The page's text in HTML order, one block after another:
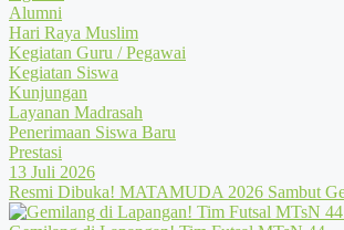
Alumni
Hari Raya Muslim
Kegiatan Guru / Pegawai
Kegiatan Siswa
Kunjungan
Layanan Madrasah
Penerimaan Siswa Baru
Prestasi
13 Juli 2026
Resmi Dibuka! MATAMUDA 2026 Sambut